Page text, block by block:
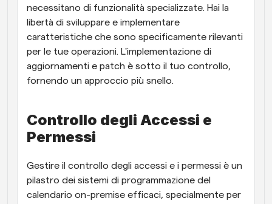
necessitano di funzionalità specializzate. Hai la
libertà di sviluppare e implementare
caratteristiche che sono specificamente rilevanti
per le tue operazioni. L'implementazione di
aggiornamenti e patch è sotto il tuo controllo,
fornendo un approccio più snello.
Controllo degli Accessi e
Permessi
Gestire il controllo degli accessi e i permessi è un
pilastro dei sistemi di programmazione del
calendario on-premise efficaci, specialmente per